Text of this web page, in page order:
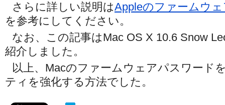
さらに詳しい説明はAppleのファームウ
を参考にしてください。
なお、この記事はMac OS X 10.6 Snow
紹介しました。
以上、Macのファームウェアパスワード
ティを強化する方法でした。